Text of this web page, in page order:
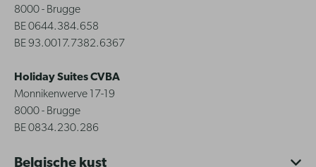
8000 - Brugge
BE 0644.384.658
BE 93.0017.7382.6367
Holiday Suites CVBA
Monnikenwerve 17-19
8000 - Brugge
BE 0834.230.286
Belgische kust